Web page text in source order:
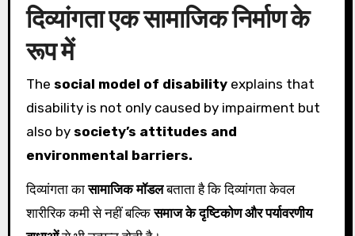
दिव्यांगता एक सामाजिक निर्माण के
रूप में
The social model of disabilityexplains that
disability is not only caused by impairment but
also by society’s attitudes and
environmental barriers.
दिव्यांगता कासामाजिक मॉडलबताता है कि दिव्यांगता केवल
शारीरिक कमी से नहीं बल्किसमाज के दृष्टिकोण और पर्यावरणीय